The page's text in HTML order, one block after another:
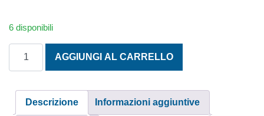
6 disponibili
AGGIUNGI AL CARRELLO
Descrizione Informazioni aggiuntive